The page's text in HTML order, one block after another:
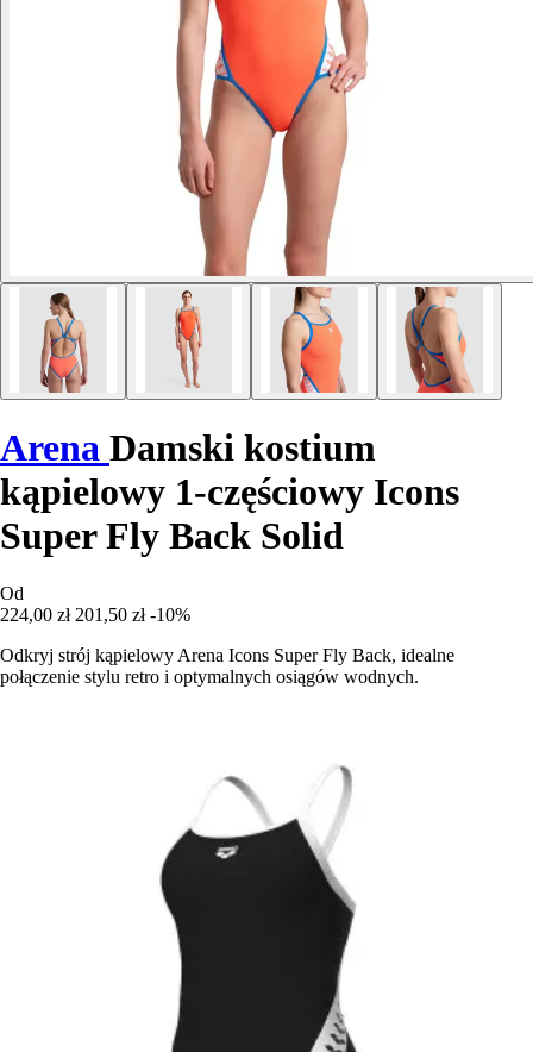
Arena Damski kostium
kąpielowy 1-częściowy Icons
Super Fly Back Solid
Od
224,00 zł 201,50 zł -10%
Odkryj strój kąpielowy Arena Icons Super Fly Back, idealne
połączenie stylu retro i optymalnych osiągów wodnych.